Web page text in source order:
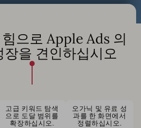
으로 Apple Ads 의
장을 견인하십시오
고급 키워드 탐색
으로 도달 범위를
확장하십시오.
오가닉 및 유료 성
과를 한 화면에서
정렬하십시오.